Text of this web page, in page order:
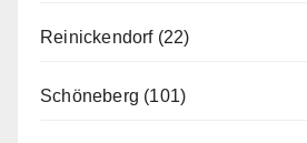
Reinickendorf(22)
Schöneberg (101)